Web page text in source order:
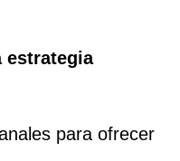
estrategia
para ofrecer